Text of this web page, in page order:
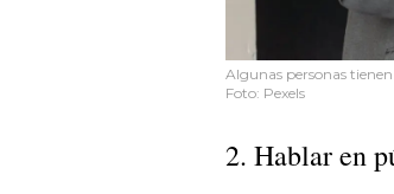
Algunas personas
Foto: Pexels
2. Hablar en